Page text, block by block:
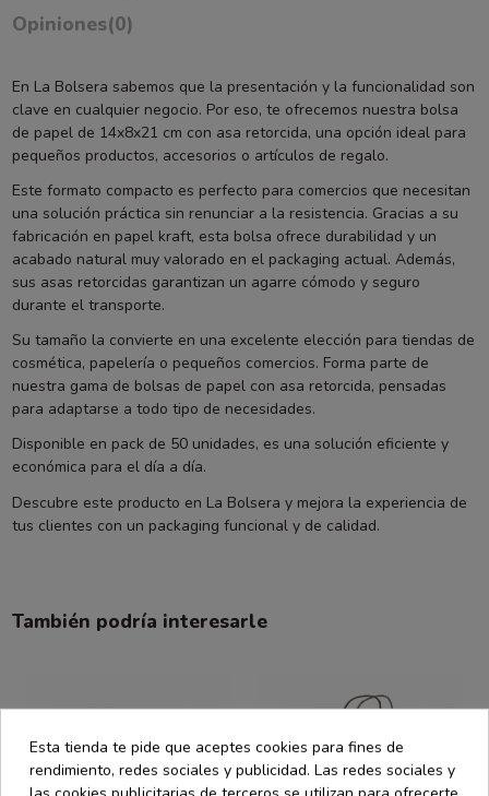
Opiniones(0)
En La Bolsera sabemos que la presentación y la funcionalidad son
clave en cualquier negocio. Por eso, te ofrecemos nuestra bolsa
de papel de 14x8x21 cm con asa retorcida, una opción ideal para
pequeños productos, accesorios o artículos de regalo.
Este formato compacto es perfecto para comercios que necesitan
una solución práctica sin renunciar a la resistencia. Gracias a su
fabricación en papel kraft, esta bolsa ofrece durabilidad y un
acabado natural muy valorado en el packaging actual. Además,
sus asas retorcidas garantizan un agarre cómodo y seguro
durante el transporte.
Su tamaño la convierte en una excelente elección para tiendas de
cosmética, papelería o pequeños comercios. Forma parte de
nuestra gama de bolsas de papel con asa retorcida, pensadas
para adaptarse a todo tipo de necesidades.
Disponible en pack de 50 unidades, es una solución eficiente y
económica para el día a día.
Descubre este producto en La Bolsera y mejora la experiencia de
tus clientes con un packaging funcional y de calidad.
También podría interesarle
Esta tienda te pide que aceptes cookies para fines de
rendimiento, redes sociales y publicidad. Las redes sociales y